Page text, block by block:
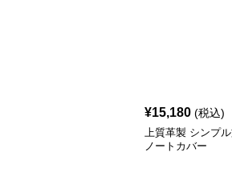
¥15,180 (税込)
上質革製 シンプ
ノートカバー